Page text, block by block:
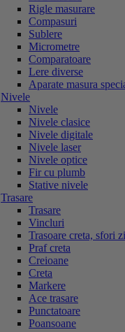
Rigle masurare
Compasuri
Sublere
Micrometre
Comparatoare
Lere diverse
Aparate masura
Nivele
Nivele
Nivele clasice
Nivele digitale
Nivele laser
Nivele optice
Fir cu plumb
Stative nivele
Trasare
Trasare
Vincluri
Trasoare creta, sfori
Praf creta
Creioane
Creta
Markere
Ace trasare
Punctatoare
Poansoane